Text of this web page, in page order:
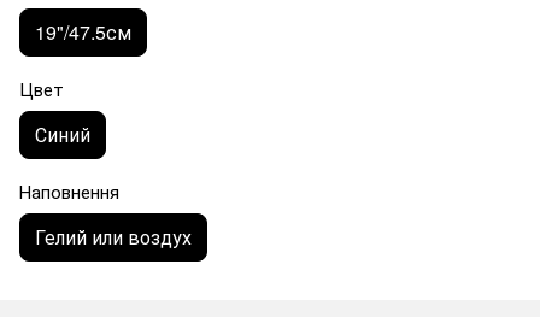
19"/47.5см
Цвет
Синий
Наповнення
Гелий или воздух